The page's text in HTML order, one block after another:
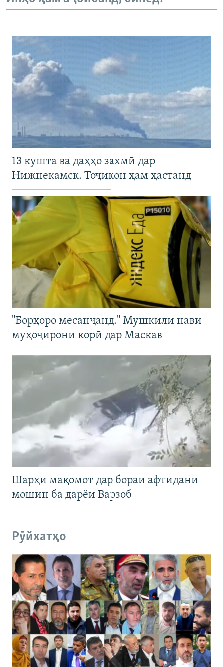
13 кушта ва даҳҳо захмӣ дар
Нижнекамск. Тоҷикон ҳам ҳастанд
"Борҳоро месанҷанд." Мушкили нави
муҳоҷирони корӣ дар Маскав
Шарҳи мақомот дар бораи афтидани
мошин ба дарёи Варзоб
Рӯйхатҳо